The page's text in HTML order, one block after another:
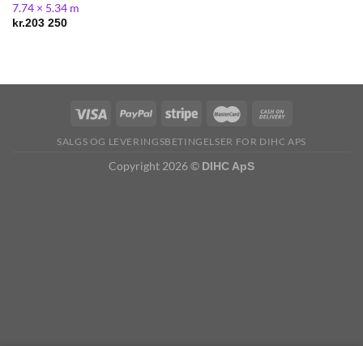
7.74 × 5.34 m
kr.203 250
SALGS OG LEVERINGSBETINGELSER FOR DIHC APS
Copyright 2026 © DIHC ApS